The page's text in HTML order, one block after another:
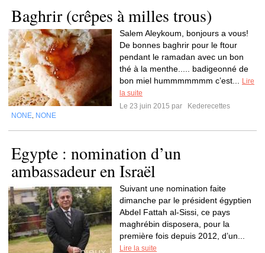
Baghrir (crêpes à milles trous)
Salem Aleykoum, bonjours a vous!
De bonnes baghrir pour le ftour
pendant le ramadan avec un bon
thé à la menthe..... badigeonné de
bon miel hummmmmmm c’est...
Lire
la suite
Le 23 juin 2015 par
Kederecettes
NONE NONE
Egypte : nomination d’un
ambassadeur en Israël
Suivant une nomination faite
dimanche par le président égyptien
Abdel Fattah al-Sissi, ce pays
maghrébin disposera, pour la
première fois depuis 2012, d’un...
Lire la suite